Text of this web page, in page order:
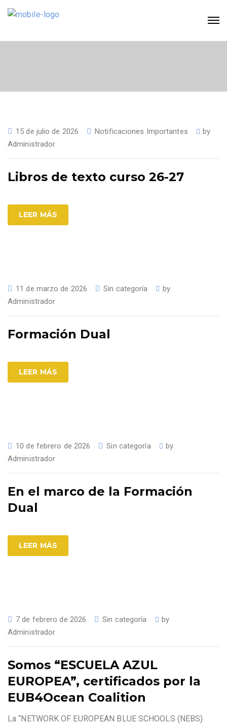
15 de julio de 2026 Notificaciones Importantes
by
Administrador
Libros de texto curso 26-27
LEER MÁS
11 de marzo de 2026 Sin categoría
by
Administrador
Formación Dual
LEER MÁS
10 de febrero de 2026 Sin categoría
by
Administrador
En el marco de la Formación
Dual
LEER MÁS
7 de febrero de 2026 Sin categoría
by
Administrador
Somos “ESCUELA AZUL
EUROPEA”, certificados por la
EUB4Ocean Coalition
La “NETWORK OF EUROPEAN BLUE SCHOOLS (NEBS)